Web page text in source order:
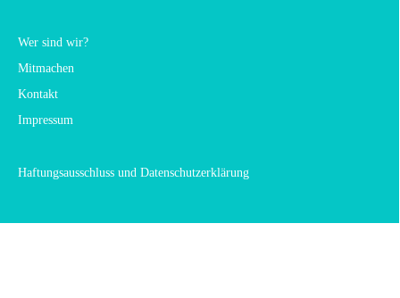
Wer sind wir?
Mitmachen
Kontakt
Impressum
Haftungsausschluss und Datenschutzerklärung